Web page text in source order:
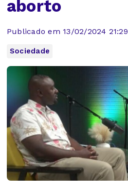
aborto
Publicado em 13/02/2024 21:29
Sociedade